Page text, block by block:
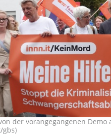
der vorangegangenen Demo
gbs)